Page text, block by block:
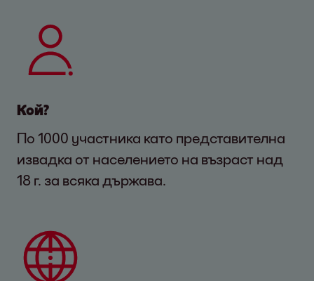
Кой?
По 1000 участника като представителна
извадка от населението на възраст над
18 г. за всяка държава.